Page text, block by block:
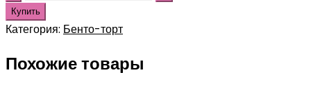
Купить
Категория: Бенто-торт
Похожие товары